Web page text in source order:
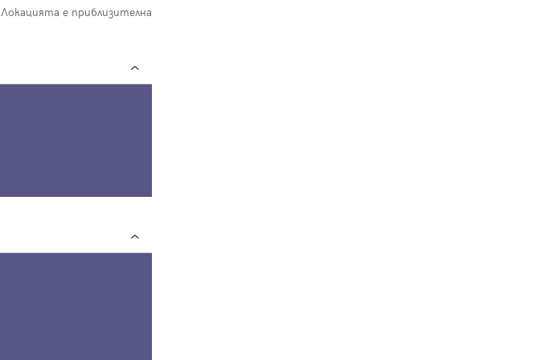
Локацията е приблизителна